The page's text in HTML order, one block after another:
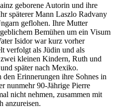
geborene Autorin und ihre
späterer Mann Laszlo Radvany
geflohen. Ihre Mutter
Bemühen um ein Visum
Isidor war kurz vorher
verfolgt als Jüdin und als
kleinen Kindern, Ruth und
später nach Mexiko.
Erinnerungen ihre Sohnes in
nunmehr 90-Jährige Pierre
nicht nehmen, zusammen mit
anzureisen.